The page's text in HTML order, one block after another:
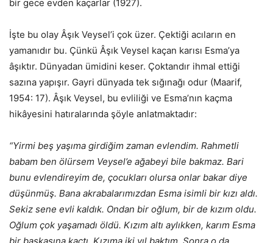
bir gece evden kaçarlar (1927).
İşte bu olay Âşık Veysel’i çok üzer. Çektiği acıların en
yamanıdır bu. Çünkü Âşık Veysel kaçan karısı Esma’ya
âşıktır. Dünyadan ümidini keser. Çoktandır ihmal ettiği
sazına yapışır. Gayri dünyada tek sığınağı odur (Maarif,
1954: 17). Âşık Veysel, bu evliliği ve Esma’nın kaçma
hikâyesini hatıralarında şöyle anlatmaktadır:
“Yirmi beş yaşıma girdiğim zaman evlendim. Rahmetli
babam ben ölürsem Veysel’e ağabeyi bile bakmaz. Bari
bunu evlendireyim de, çocukları olursa onlar bakar diye
düşünmüş. Bana akrabalarımızdan Esma isimli bir kızı aldı.
Sekiz sene evli kaldık. Ondan bir oğlum, bir de kızım oldu.
Oğlum çok yaşamadı öldü. Kızım altı aylıkken, karım Esma
bir başkasına kaçtı. Kızıma iki yıl baktım. Sonra o da